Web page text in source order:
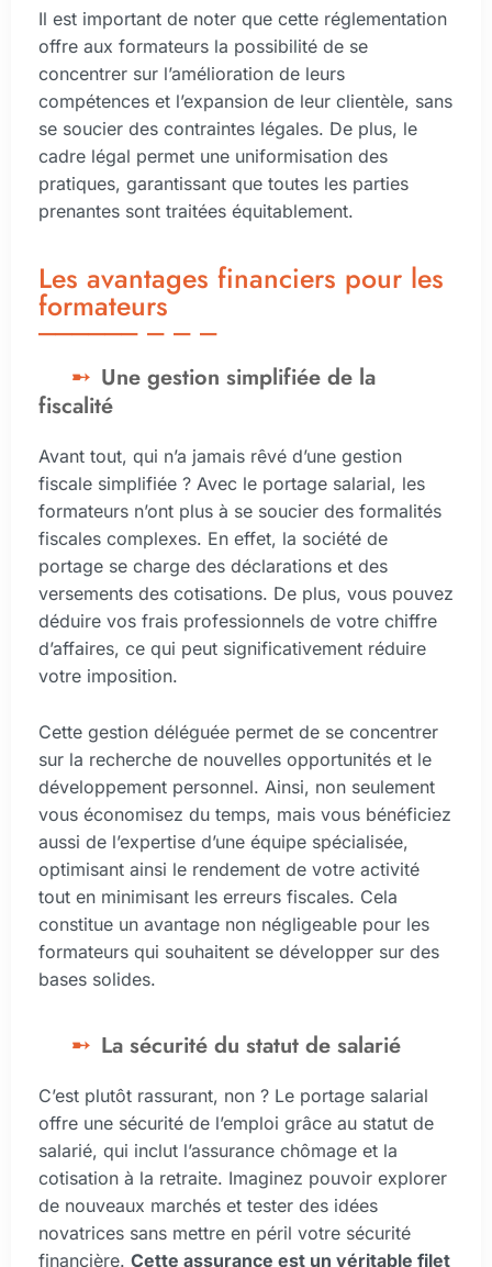
Il est important de noter que cette réglementation
offre aux formateurs la possibilité de se
concentrer sur l’amélioration de leurs
compétences et l’expansion de leur clientèle, sans
se soucier des contraintes légales. De plus, le
cadre légal permet une uniformisation des
pratiques, garantissant que toutes les parties
prenantes sont traitées équitablement.
Les avantages financiers pour les
formateurs
Une gestion simplifiée de la
fiscalité
Avant tout, qui n’a jamais rêvé d’une gestion
fiscale simplifiée ? Avec le portage salarial, les
formateurs n’ont plus à se soucier des formalités
fiscales complexes. En effet, la société de
portage se charge des déclarations et des
versements des cotisations. De plus, vous pouvez
déduire vos frais professionnels de votre chiffre
d’affaires, ce qui peut significativement réduire
votre imposition.
Cette gestion déléguée permet de se concentrer
sur la recherche de nouvelles opportunités et le
développement personnel. Ainsi, non seulement
vous économisez du temps, mais vous bénéficiez
aussi de l’expertise d’une équipe spécialisée,
optimisant ainsi le rendement de votre activité
tout en minimisant les erreurs fiscales. Cela
constitue un avantage non négligeable pour les
formateurs qui souhaitent se développer sur des
bases solides.
La sécurité du statut de salarié
C’est plutôt rassurant, non ? Le portage salarial
offre une sécurité de l’emploi grâce au statut de
salarié, qui inclut l’assurance chômage et la
cotisation à la retraite. Imaginez pouvoir explorer
de nouveaux marchés et tester des idées
novatrices sans mettre en péril votre sécurité
financière. Cette assurance est un véritable filet